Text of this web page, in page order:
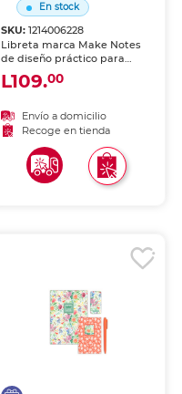
En stock
SKU: 1214006228
Libreta marca Make Notes
de diseño práctico para
llevar tus ideas a todas
partes. Hojas de calidad
planificar.
L109.00
Envío a domicilio
Recoge en tienda